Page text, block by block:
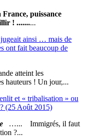
puissance
! ..........
ainsi … mais de
ont fait beaucoup de
atteint les
hauteurs ! Un jour,...
et « tribalisation » ou
(25 Août 2015)
…... Immigrés, il faut
?...